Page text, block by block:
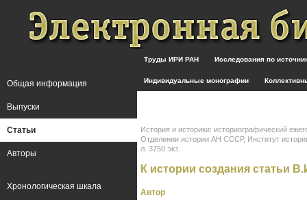
Труды ИРИ РАН Исследования по
Индивидуальные монографии
История и историки: историографический
Отделении истории АН СССР, Институт
л. 3750 экз.
К истории создания статьи
Автор
Общая информация
Выпуски
Статьи
Авторы
Хронологическая шкала